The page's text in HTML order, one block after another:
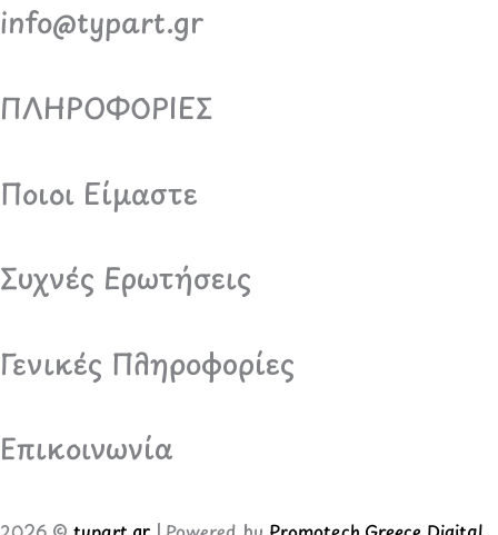
info@typart.gr
ΠΛΗΡΟΦΟΡΙΕΣ
Ποιοι Είμαστε
Συχνές Ερωτήσεις
Γενικές Πληροφορίες
Επικοινωνία